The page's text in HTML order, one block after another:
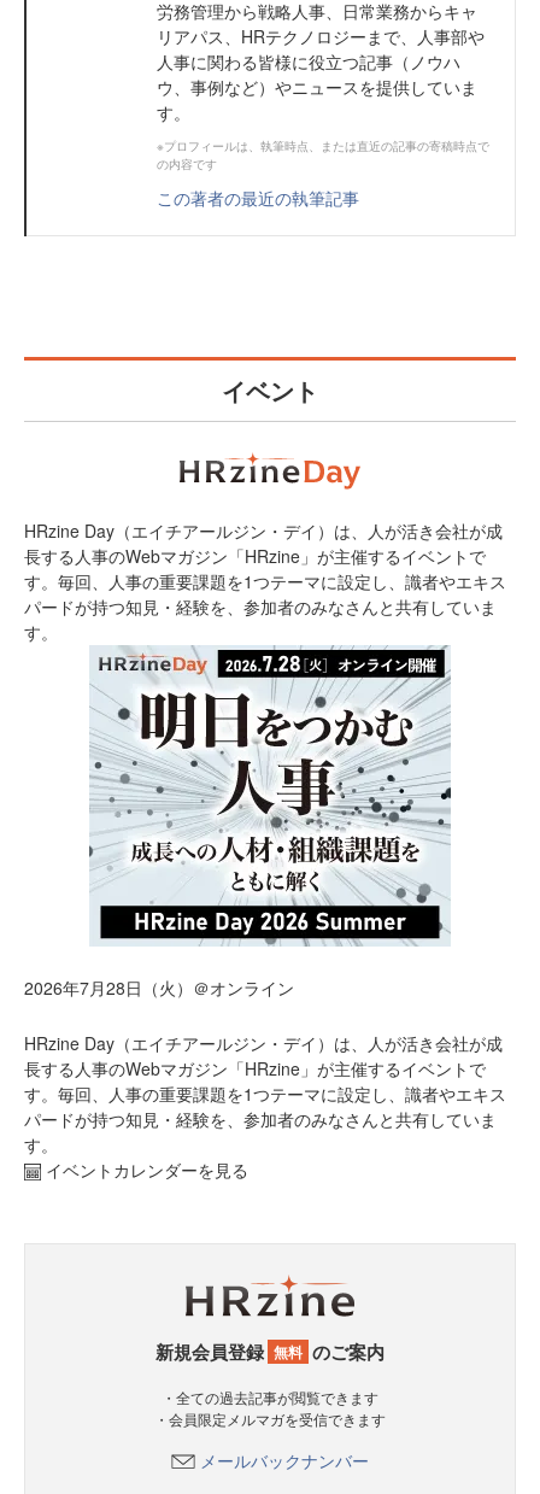
労務管理から戦略人事、日常業務からキャ
リアパス、HRテクノロジーまで、人事部や
人事に関わる皆様に役立つ記事（ノウハ
ウ、事例など）やニュースを提供していま
す。
※プロフィールは、執筆時点、または直近の記事の寄稿時点で
の内容です
この著者の最近の執筆記事
イベント
HRzine Day（エイチアールジン・デイ）は、人が活き会社が成
長する人事のWebマガジン「HRzine」が主催するイベントで
す。毎回、人事の重要課題を1つテーマに設定し、識者やエキス
パードが持つ知見・経験を、参加者のみなさんと共有していま
す。
2026年7月28日（火）＠オンライン
HRzine Day（エイチアールジン・デイ）は、人が活き会社が成
長する人事のWebマガジン「HRzine」が主催するイベントで
す。毎回、人事の重要課題を1つテーマに設定し、識者やエキス
パードが持つ知見・経験を、参加者のみなさんと共有していま
す。
イベントカレンダーを見る
新規会員登録 無料 のご案内
・全ての過去記事が閲覧できます
・会員限定メルマガを受信できます
メールバックナンバー